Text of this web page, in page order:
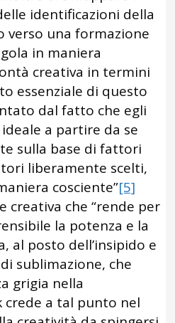
identificazioni della
verso una formazione
in maniera
creativa in termini
essenziale di questo
dal fatto che egli
ideale a partire da se
sulla base di fattori
liberamente scelti,
cosciente”[5]
creativa che “rende per
la potenza e la
al posto dell’insipido e
sublimazione, che
grigia nella
crede a tal punto nel